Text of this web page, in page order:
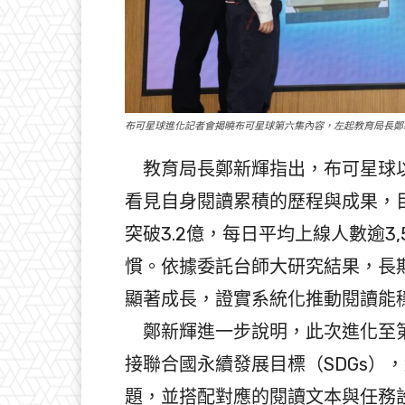
布可星球進化記者會揭曉布可星球第六集內容，左起教育局長
教育局長鄭新輝指出，布可星球
看見自身閱讀累積的歷程與成果
突破3.2億，每日平均上線人數逾
慣。依據委託台師大研究結果，
顯著成長，證實系統化推動閱讀能
鄭新輝進一步說明，此次進化至
接聯合國永續發展目標（SDGs）
題，並搭配對應的閱讀文本與任